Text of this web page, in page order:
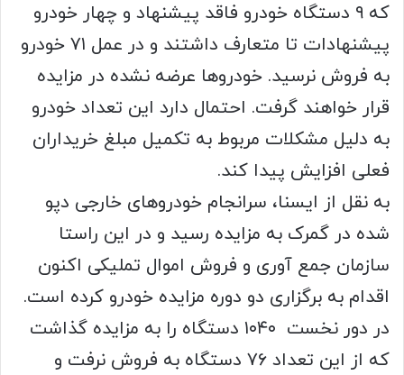
که ۹ دستگاه خودرو فاقد پیشنهاد و چهار خودرو
پیشنهادات تا متعارف داشتند و در عمل ۷۱ خودرو
به فروش نرسید. خودروها عرضه نشده در مزایده
قرار خواهند گرفت. احتمال دارد این تعداد خودرو
به دلیل مشکلات مربوط به تکمیل مبلغ خریداران
فعلی افزایش پیدا کند.
به نقل از ایسنا، سرانجام خودروهای خارجی دپو
شده در گمرک به مزایده رسید و در این راستا
سازمان جمع آوری و فروش اموال تملیکی اکنون
اقدام به برگزاری دو دوره مزایده خودرو کرده است.
در دور نخست ۱۰۴۰ دستگاه را به مزایده گذاشت
که از این تعداد ۷۶ دستگاه به فروش نرفت و